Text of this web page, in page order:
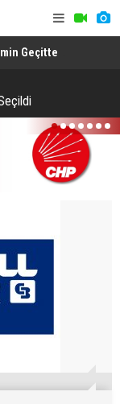
Geçitte
1 2 3 4 5 6 7